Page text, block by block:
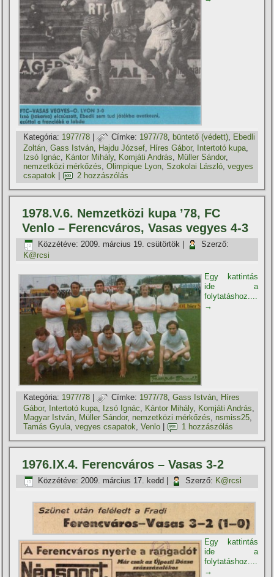
Kategória: 1977/78 Címke: 1977/78 büntető (védett)
Ebedli
Zoltán ,Gass István Hajdu József Hí­res Gábor, Intertotó kupa
Izsó Ignác
Kántor Mihály, Komjáti András Müller Sándor,
nemzetközi mérkőzés ,Olimpique Lyon ,Szokolai László ,vegyes
csapatok
2 hozzászólás
1978.V.6. Nemzetközi kupa ’78, FC
Venlo – Ferencváros, Vasas vegyes 4-3
Közzétéve: 2009. március 19. csütörtök
Szerző:
K@rcsi
Egy kattintás
ide a
folytatáshoz....
→
Kategória: 1977/78 | Címke: 1977/78,Gass István, Hí­res
Gábor, Intertotó kupa, Izsó Ignác, Kántor Mihály, Komjáti András,
Magyar István, Müller Sándor, nemzetközi mérkőzés, nsmiss25,
Tamás Gyula,vegyes csapatok,Venlo 1 hozzászólás
1976.IX.4. Ferencváros – Vasas 3-2
Közzétéve: 2009. március 17. kedd Szerző: K@rcsi
Egy kattintás
ide a
folytatáshoz....
→